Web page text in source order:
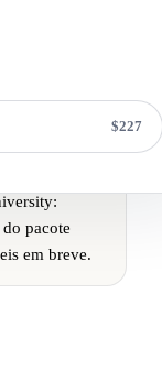
$227
pacote
em breve.